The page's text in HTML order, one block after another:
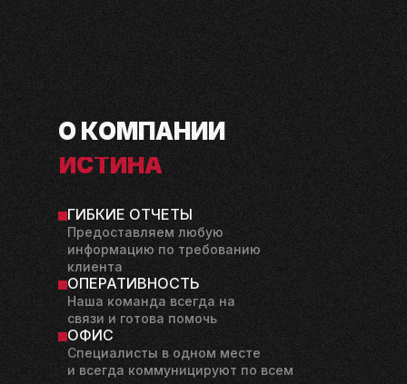
ИСТИНА
ОКОМПАНИИ
ГИБКИЕ ОТЧЕТЫ
Предоставляем любую
информацию по требованию
клиента
ОПЕРАТИВНОСТЬ
Наша команда всегда на
связи и готова помочь
ОФИС
Специалисты в одном месте
и всегда коммуницируют по всем